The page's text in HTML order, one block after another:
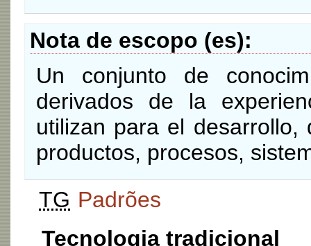
Nota de escopo (es)
Un conjunto de
derivados de la
utilizan para el desarrollo,
productos, procesos,
TG Padrões
Tecnologia tradicional